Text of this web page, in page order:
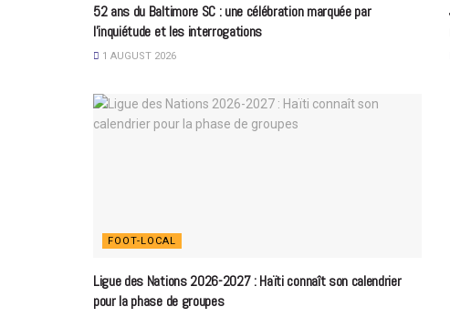
52 ans du Baltimore SC : une célébration marquée par
l’inquiétude et les interrogations
1 AUGUST 2026
FOOT-LOCAL
Ligue des Nations 2026-2027 : Haïti connaît son calendrier
pour la phase de groupes